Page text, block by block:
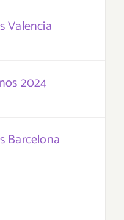
Valencia
2024
Barcelona